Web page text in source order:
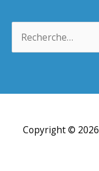
Copyright © 2026